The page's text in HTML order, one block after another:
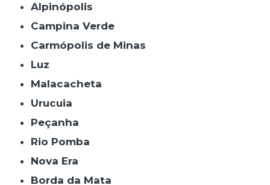
Alpinópolis
Campina Verde
Carmópolis de Minas
Luz
Malacacheta
Urucuia
Peçanha
Rio Pomba
Nova Era
Borda da Mata